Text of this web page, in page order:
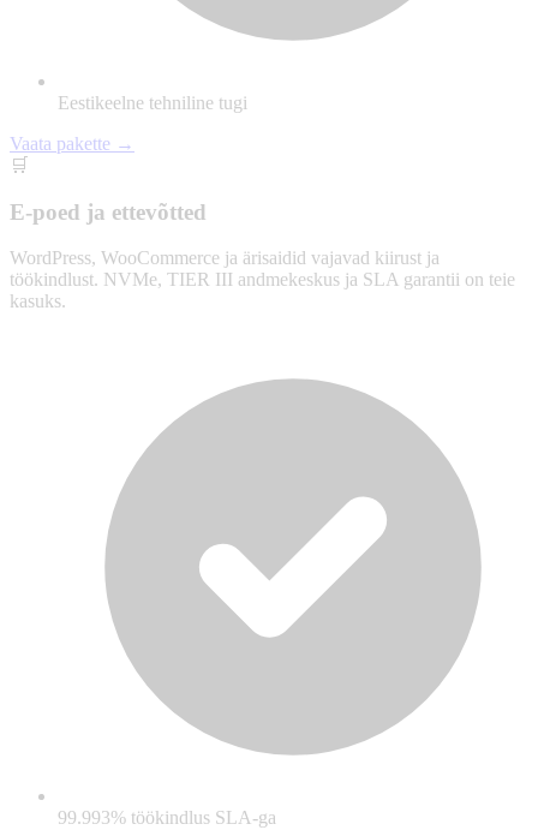
Eestikeelne tehniline tugi
Vaata pakette →
🛒
E-poed ja ettevõtted
WordPress, WooCommerce ja ärisaidid vajavad kiirust ja
töökindlust. NVMe, TIER III andmekeskus ja SLA garantii on teie
kasuks.
99.993% töökindlus SLA-ga